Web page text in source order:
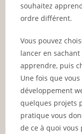
souhaitez
ordre différent.
Vous pouvez
lancer en
apprendre, puis
Une fois que
développement
quelques projets
pratique vous
de ce à quoi vous